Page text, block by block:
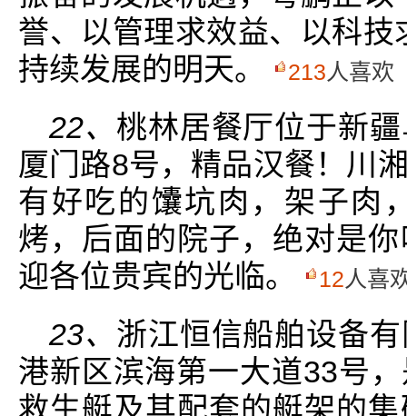
誉、以管理求效益、以科技
持续发展的明天。
213人喜欢
22、 桃林居餐厅位于新
厦门路8号，精品汉餐！川
有好吃的馕坑肉，架子肉
烤，后面的院子，绝对是
迎各位贵宾的光临。
12人喜
23、 浙江恒信船舶设备
港新区滨海第一大道33号
救生艇及其配套的艇架的